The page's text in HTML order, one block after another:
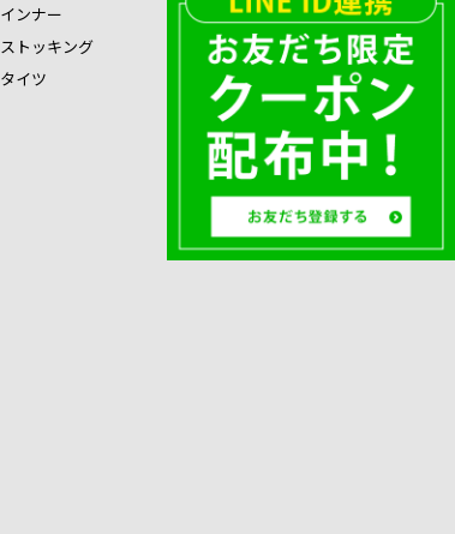
インナー
ストッキング
タイツ